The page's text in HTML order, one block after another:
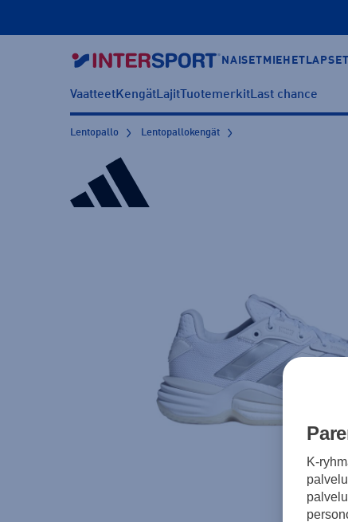
NAISET MIEHET LAPSET
VaatteetKengätLajitTuotemerkitLast chance
Lentopallo Lentopallokengät
K-